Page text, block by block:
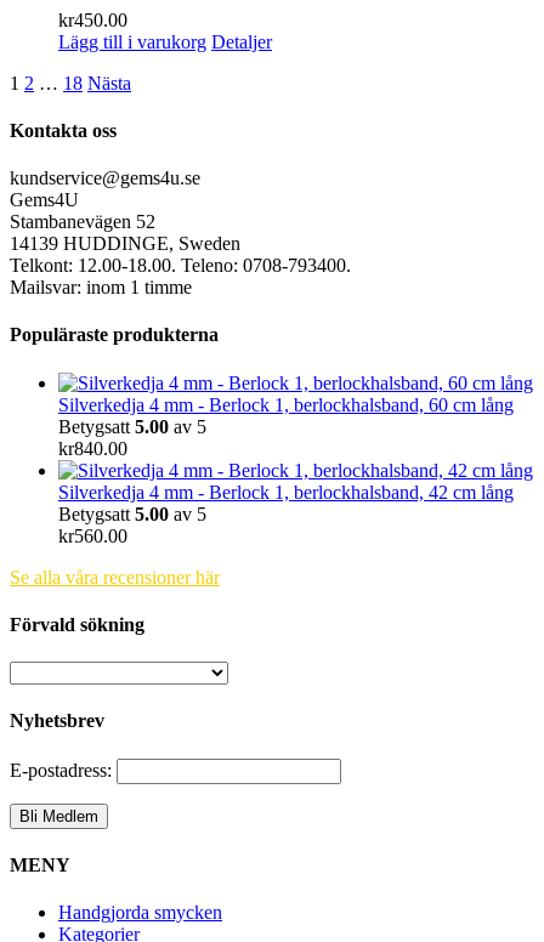
kr450.00
Lägg till i varukorg Detaljer
1 2 … 18 Nästa
Kontakta oss
kundservice@gems4u.se
Gems4U
Stambanevägen 52
14139 HUDDINGE, Sweden
Telkont: 12.00-18.00. Teleno: 0708-793400.
Mailsvar: inom 1 timme
Populäraste produkterna
Silverkedja 4 mm - Berlock 1, berlockhalsband, 60 cm lång
Betygsatt 5.00 av 5
kr840.00
Silverkedja 4 mm - Berlock 1, berlockhalsband, 42 cm lång
Betygsatt 5.00 av 5
kr560.00
Se alla våra recensioner här
Förvald sökning
Nyhetsbrev
E-postadress:
MENY
Handgjorda smycken
Kategorier